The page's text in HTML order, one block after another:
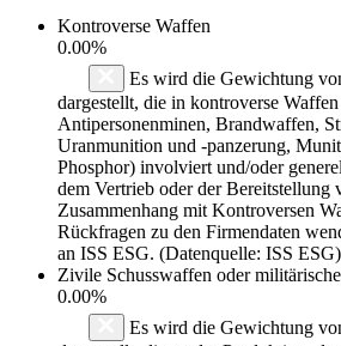
Kontroverse Waffen
0.00%
Es wird die Gewichtung
dargestellt, die in kontroverse
Antipersonenminen, Brandwaffen,
Uranmunition und -panzerung,
Phosphor) involviert und/oder
dem Vertrieb oder der Bereitstellung
Zusammenhang mit Kontroversen
Rückfragen zu den Firmendaten
an ISS ESG. (Datenquelle: ISS ESG)
Zivile Schusswaffen oder
0.00%
Es wird die Gewichtung